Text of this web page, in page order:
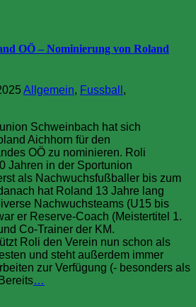
OÖ – Nominierung von Roland
Allgemein, Fussball ,
Schweinbach hat sich
Aichhorn für den
OÖ zu nominieren. Roli
Jahren in der Sportunion
als Nachwuchsfußballer bis zum
hat Roland 13 Jahre lang
Nachwuchsteams (U15 bis
er Reserve-Coach (Meistertitel 1.
Co-Trainer der KM.
Roli den Verein nun schon als
und steht außerdem immer
zur Verfügung (- besonders als
…